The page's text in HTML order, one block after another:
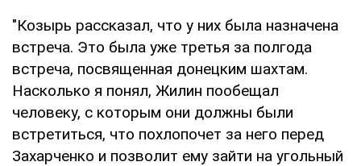
"Козырь рассказал, что у них была назначена
встреча. Это была уже третья за полгода
встреча, посвященная донецким шахтам.
Насколько я понял, Жилин пообещал
человеку, с которым они должны были
встретиться, что похлопочет за него перед
Захарченко и позволит ему зайти на угольный